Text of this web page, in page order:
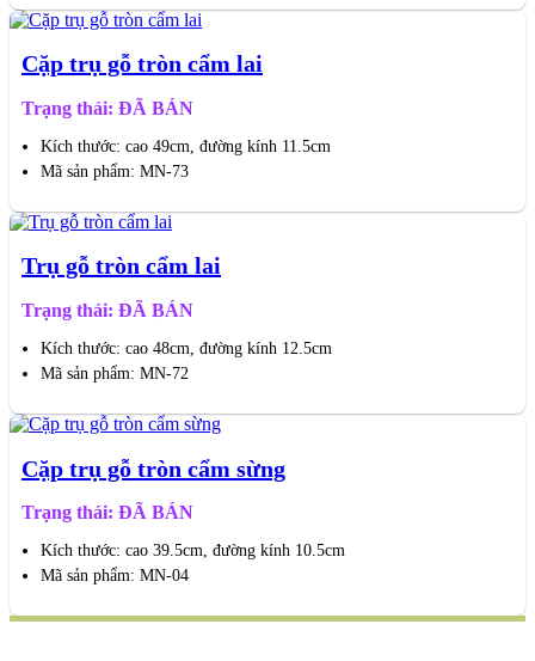
Cặp trụ gỗ tròn cẩm lai
Trạng thái: ĐÃ BÁN
Kích thước: cao 49cm, đường kính 11.5cm
Mã sản phẩm: MN-73
Trụ gỗ tròn cẩm lai
Trạng thái: ĐÃ BÁN
Kích thước: cao 48cm, đường kính 12.5cm
Mã sản phẩm: MN-72
Cặp trụ gỗ tròn cẩm sừng
Trạng thái: ĐÃ BÁN
Kích thước: cao 39.5cm, đường kính 10.5cm
Mã sản phẩm: MN-04